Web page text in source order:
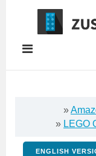
Springe
Inhalt
»
» LEGO
ENGLISH